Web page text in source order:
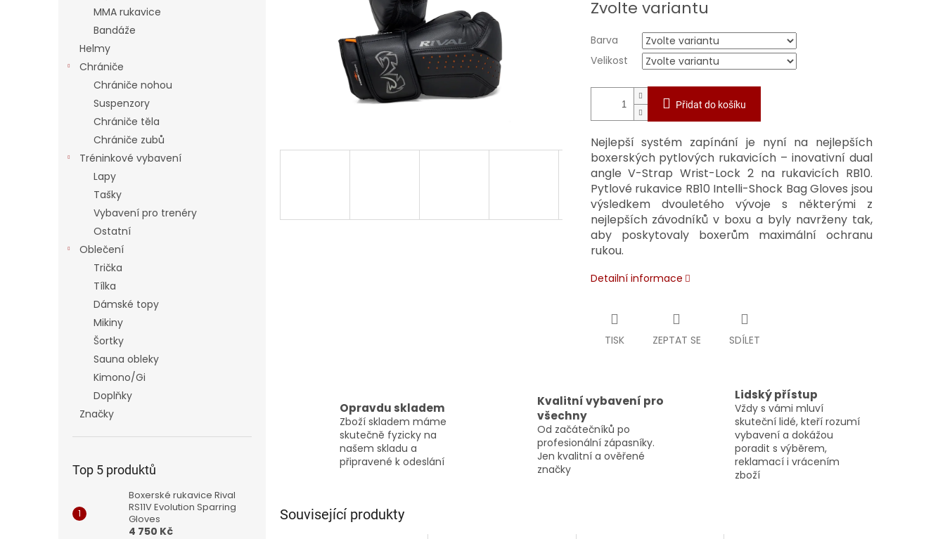
MMA rukavice
Bandáže
Helmy
Chrániče
Chrániče nohou
Suspenzory
Chrániče těla
Chrániče zubů
Tréninkové vybavení
Lapy
Tašky
Vybavení pro trenéry
Ostatní
Oblečení
Trička
Tílka
Dámské topy
Mikiny
Šortky
Sauna obleky
Kimono/Gi
Doplňky
Značky
Top 5 produktů
Boxerské rukavice Rival
RS11V Evolution Sparring
Gloves
4 750 Kč
cena:
Zvolte variantu
Barva
Velikost
Přidat do košíku
Nejlepší systém zapínání je nyní na nejlepších
boxerských pytlových rukavicích – inovativní dual
angle V-Strap Wrist-Lock 2 na rukavicích RB10.
Pytlové rukavice RB10 Intelli-Shock Bag Gloves jsou
výsledkem dvouletého vývoje s některými z
nejlepších závodníků v boxu a byly navrženy tak,
aby poskytovaly boxerům maximální ochranu
rukou.
Detailní informace
TISK ZEPTAT SE SDÍLET
Opravdu skladem
Zboží skladem máme
skutečně fyzicky na
našem skladu a
připravené k odeslání
Kvalitní vybavení pro
všechny
Od začátečníků po
profesionální zápasníky.
Jen kvalitní a ověřené
značky
Lidský přístup
Vždy s vámi mluví
skuteční lidé, kteří rozumí
vybavení a dokážou
poradit s výběrem,
reklamací i vrácením
zboží
Související produkty